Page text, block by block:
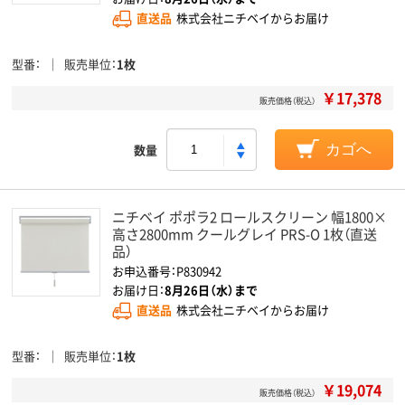
直送品 株式会社ニチベイからお届け
型番 販売単位 1枚
販売価格（税込） ￥17,378
数量 カゴへ
ニチベイ ポポラ2 ロールスクリーン 幅1800×
高さ2800mm クールグレイ PRS-O 1枚（直送
品）
お申込番号：P830942
お届け日：8月26日（水）まで
直送品 株式会社ニチベイからお届け
型番 販売単位 1枚
販売価格（税込） ￥19,074